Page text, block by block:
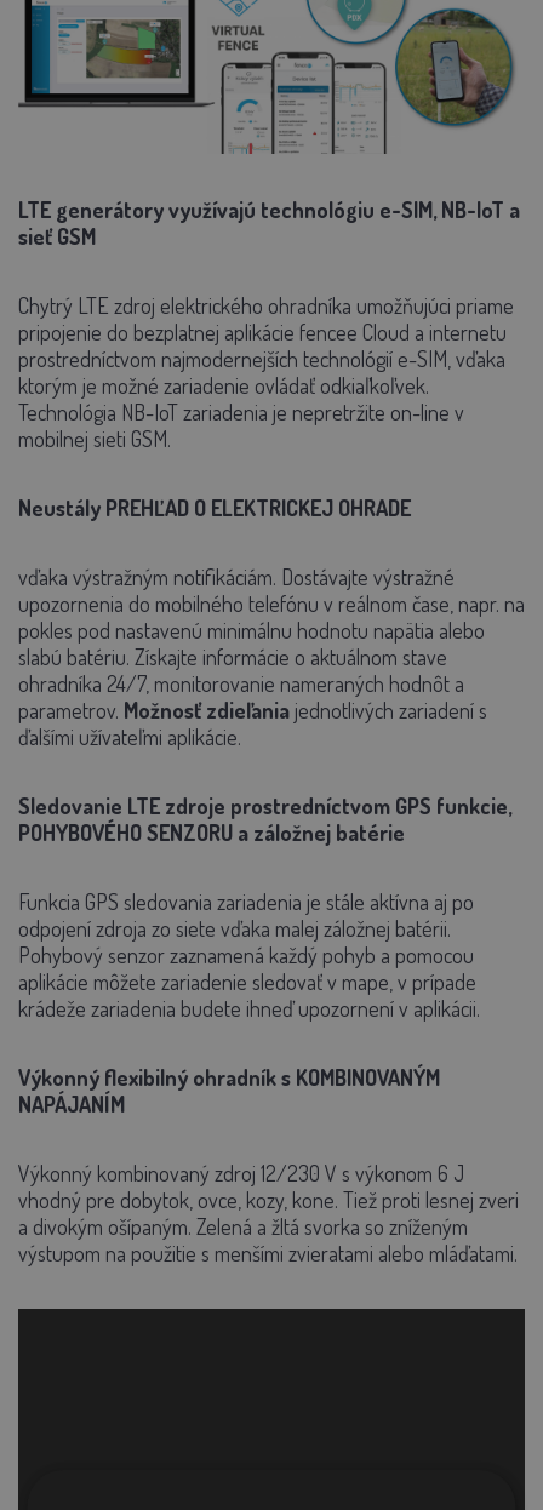
LTE generátory využívajú technológiu e-SIM, NB-loT a
sieť GSM
Chytrý LTE zdroj elektrického ohradníka umožňujúci priame
pripojenie do bezplatnej aplikácie fencee Cloud a internetu
prostredníctvom najmodernejších technológií e-SIM, vďaka
ktorým je možné zariadenie ovládať odkiaľkoľvek.
Technológia NB-IoT zariadenia je nepretržite on-line v
mobilnej sieti GSM.
Neustály PREHĽAD O ELEKTRICKEJ OHRADE
vďaka výstražným notifikáciám. Dostávajte výstražné
upozornenia do mobilného telefónu v reálnom čase, napr. na
pokles pod nastavenú minimálnu hodnotu napätia alebo
slabú batériu. Získajte informácie o aktuálnom stave
ohradníka 24/7, monitorovanie nameraných hodnôt a
parametrov. Možnosť zdieľania jednotlivých zariadení s
ďalšími užívateľmi aplikácie.
Sledovanie LTE zdroje prostredníctvom GPS funkcie,
POHYBOVÉHO SENZORU a záložnej batérie
Funkcia GPS sledovania zariadenia je stále aktívna aj po
odpojení zdroja zo siete vďaka malej záložnej batérii.
Pohybový senzor zaznamená každý pohyb a pomocou
aplikácie môžete zariadenie sledovať v mape, v prípade
krádeže zariadenia budete ihneď upozornení v aplikácii.
Výkonný flexibilný ohradník s KOMBINOVANÝM
NAPÁJANÍM
Výkonný kombinovaný zdroj 12/230 V s výkonom 6 J
vhodný pre dobytok, ovce, kozy, kone. Tiež proti lesnej zveri
a divokým ošípaným. Zelená a žltá svorka so zníženým
výstupom na použitie s menšími zvieratami alebo mláďatami.